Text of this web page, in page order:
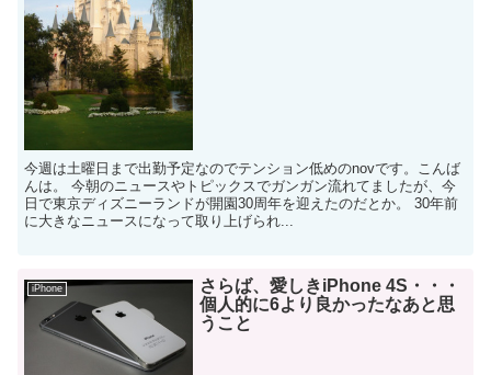
今週は土曜日まで出勤予定なのでテンション低めのnovです。こんば
んは。 今朝のニュースやトピックスでガンガン流れてましたが、今
日で東京ディズニーランドが開園30周年を迎えたのだとか。 30年前
に大きなニュースになって取り上げられ...
iPhone
さらば、愛しきiPhone 4S・・・
個人的に6より良かったなあと思
うこと